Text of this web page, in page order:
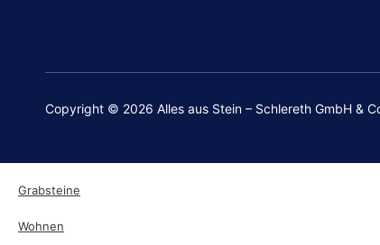
Copyright © 2026 Alles aus Stein – Schlereth GmbH &
Grabsteine
Wohnen